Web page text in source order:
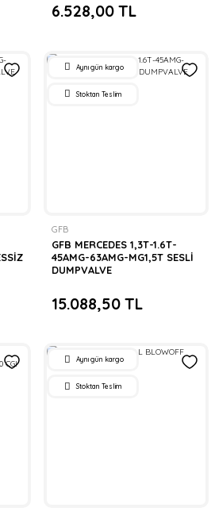
6.528,00 TL
Aynı gün kargo
Stoktan Teslim
GFB
GFB MERCEDES 1,3T-1.6T-
45AMG-63AMG-MG1,5T SESLİ
DUMPVALVE
15.088,50 TL
Aynı gün kargo
Stoktan Teslim